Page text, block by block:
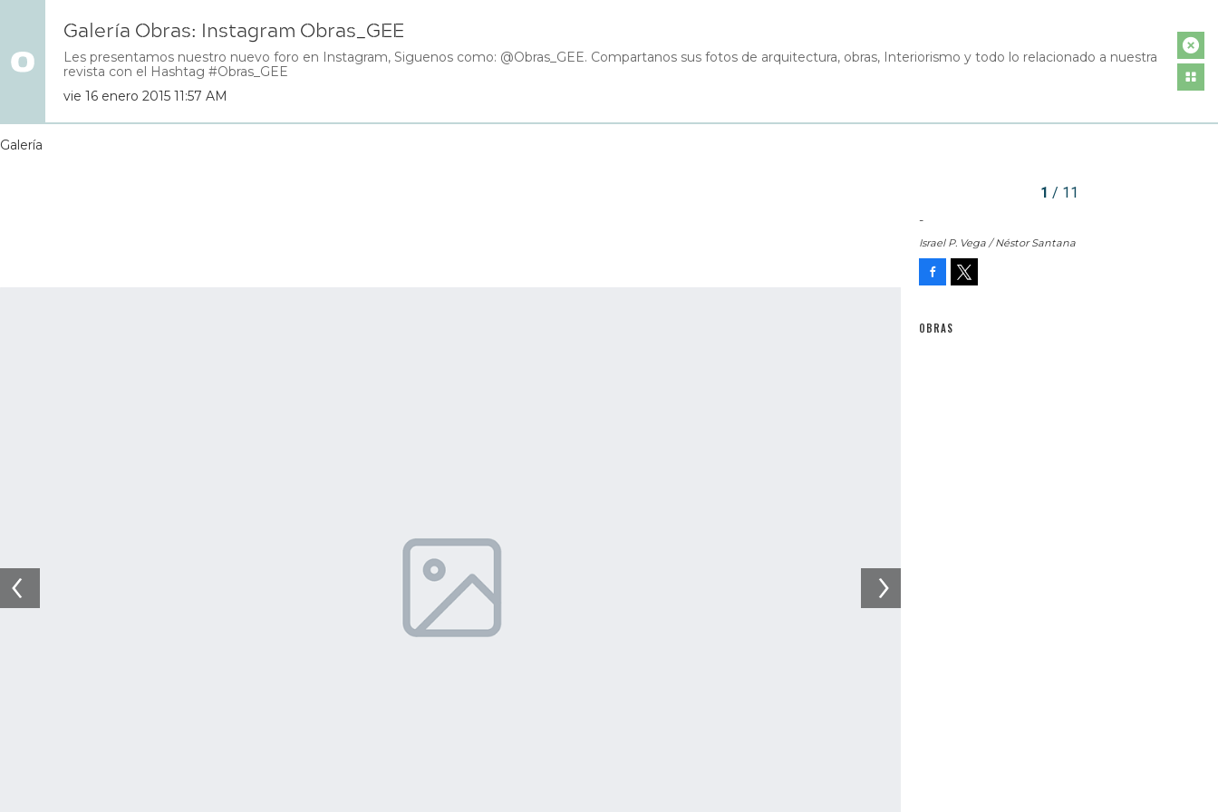
Galería Obras: Instagram Obras_GEE
Les presentamos nuestro nuevo foro en Instagram, Siguenos como: @Obras_GEE. Compartanos sus fotos de arquitectura, obras, Interiorismo y todo lo relacionado a nuestra
revista con el Hashtag #Obras_GEE
vie 16 enero 2015 11:57 AM
Galería
OBRAS
1 / 11
-
Israel P. Vega / Néstor Santana